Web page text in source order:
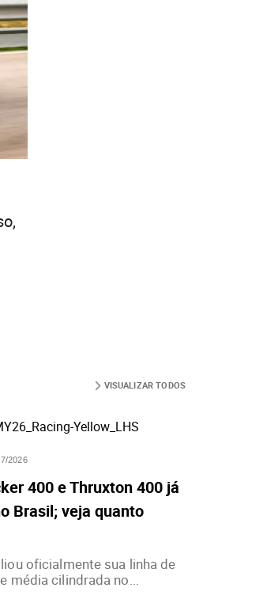
VISUALIZAR TODOS
2026
400 e Thruxton 400 já
Brasil; veja quanto
oficialmente sua linha de
média cilindrada no...